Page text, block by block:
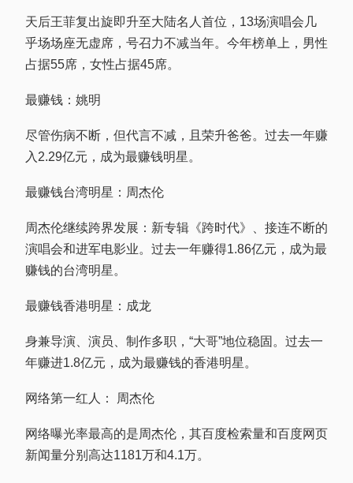
天后王菲复出旋即升至大陆名人首位，13场演唱会几
乎场场座无虚席，号召力不减当年。今年榜单上，男性
占据55席，女性占据45席。
最赚钱：姚明
尽管伤病不断，但代言不减，且荣升爸爸。过去一年赚
入2.29亿元，成为最赚钱明星。
最赚钱台湾明星：周杰伦
周杰伦继续跨界发展：新专辑《跨时代》、接连不断的
演唱会和进军电影业。过去一年赚得1.86亿元，成为最
赚钱的台湾明星。
最赚钱香港明星：成龙
身兼导演、演员、制作多职，“大哥”地位稳固。过去一
年赚进1.8亿元，成为最赚钱的香港明星。
网络第一红人： 周杰伦
网络曝光率最高的是周杰伦，其百度检索量和百度网页
新闻量分别高达1181万和4.1万。